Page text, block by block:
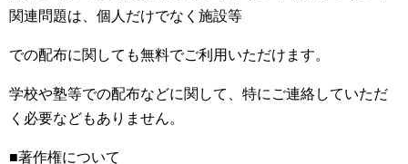
関連問題は、個人だけでなく施設等
での配布に関しても無料でご利用いただけます。
学校や塾等での配布などに関して、特にご連絡していただ
く必要などもありません。
■著作権について